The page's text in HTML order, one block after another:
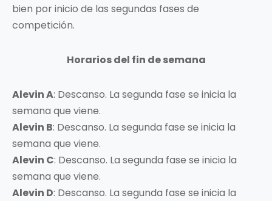
bien por inicio de las segundas fases de
competición.
Horarios del fin de semana
Alevin A: Descanso. La segunda fase se inicia la
semana que viene.
Alevin B: Descanso. La segunda fase se inicia la
semana que viene.
Alevin C: Descanso. La segunda fase se inicia la
semana que viene.
Alevin D: Descanso. La segunda fase se inicia la